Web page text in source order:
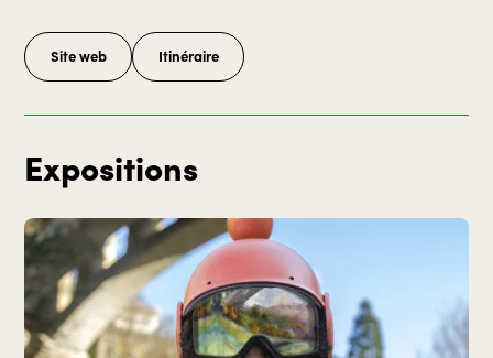
Site web Itinéraire
Expositions